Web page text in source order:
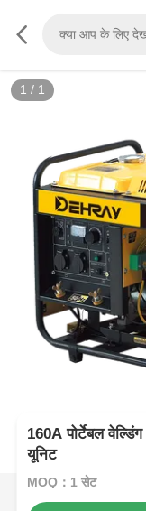
1 / 1
160A पोर्टेबल
यूनिट
MOQ：1 सेट